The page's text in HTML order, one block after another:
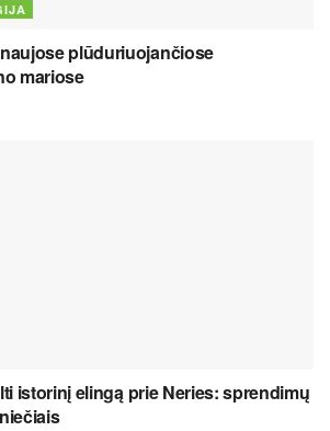
plūduriuojančiose
mariose
istorinį elingą prie Neries: sprendimų